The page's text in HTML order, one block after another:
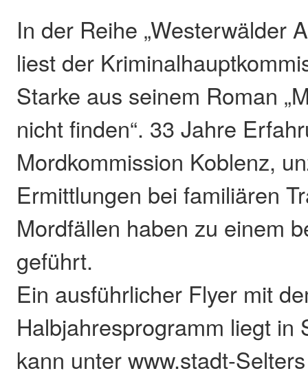
In der Reihe „Westerwälder
liest der
Starke aus seinem Roman
nicht finden“. 33 Jahre
Mordkommission Koblenz,
Ermittlungen bei familiären
Mordfällen haben zu einem
geführt.
Ein ausführlicher Flyer mit
Halbjahresprogramm liegt in
kann unter www.stadt-